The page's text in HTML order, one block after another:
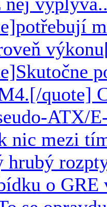
quote]
ATX/
nic mezi
o GRE